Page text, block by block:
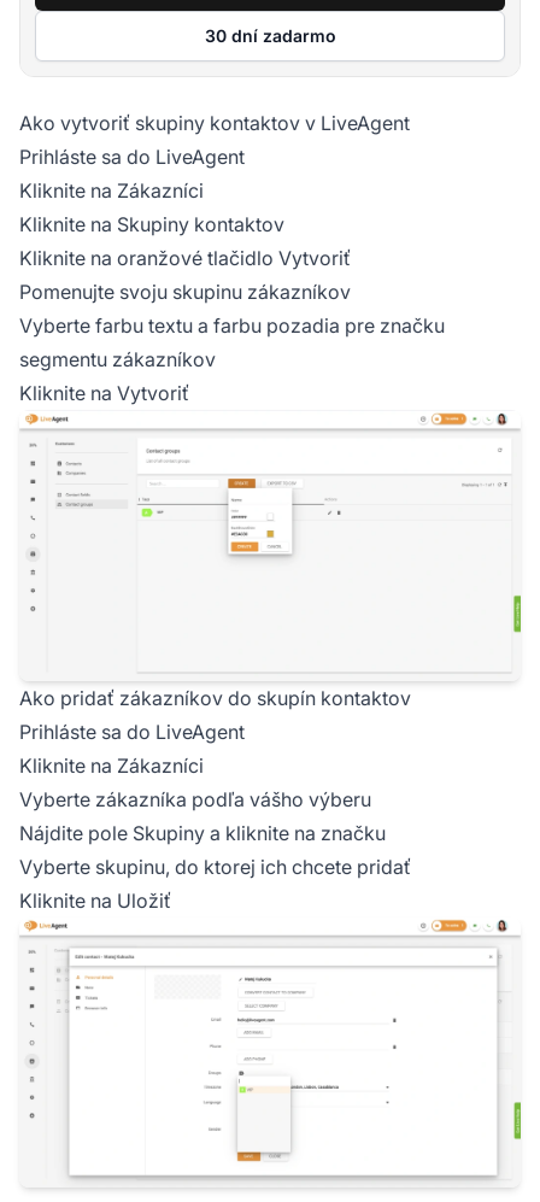
30 dní zadarmo
Ako vytvoriť skupiny kontaktov v LiveAgent
Prihláste sa do LiveAgent
Kliknite na Zákazníci
Kliknite na Skupiny kontaktov
Kliknite na oranžové tlačidlo Vytvoriť
Pomenujte svoju skupinu zákazníkov
Vyberte farbu textu a farbu pozadia pre značku
segmentu zákazníkov
Kliknite na Vytvoriť
Ako pridať zákazníkov do skupín kontaktov
Prihláste sa do LiveAgent
Kliknite na Zákazníci
Vyberte zákazníka podľa vášho výberu
Nájdite pole Skupiny a kliknite na značku
Vyberte skupinu, do ktorej ich chcete pridať
Kliknite na Uložiť